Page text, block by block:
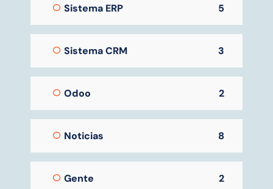
Sistema ERP 5
Sistema CRM 3
Odoo 2
Noticias 8
Gente 2